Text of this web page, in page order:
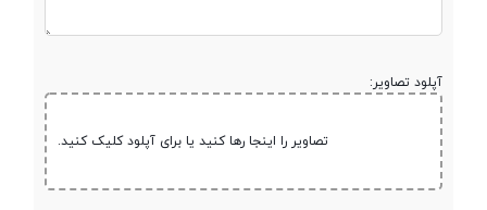
نسخه بلوتوث
محدوده عملکرد 10 متر
آپلود تصاویر:
تصاویر را اینجا رها کنید یا برای آپلود کلیک کنید.